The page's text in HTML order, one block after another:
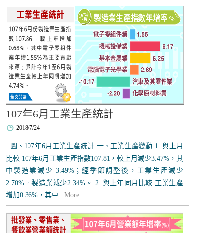
107年6月工業生產統計
2018/7/24
圖、107年6月工業生產統計 一、工業生產變動 1. 與上月
比較 107年6月工業生產指數107.81，較上月減少3.47%，其
中製造業減少 3.49%；經季節調整後，工業生產減少
2.70%，製造業減少2.34%。 2. 與上年同月比較 工業生產
增加0.36%，其中...More